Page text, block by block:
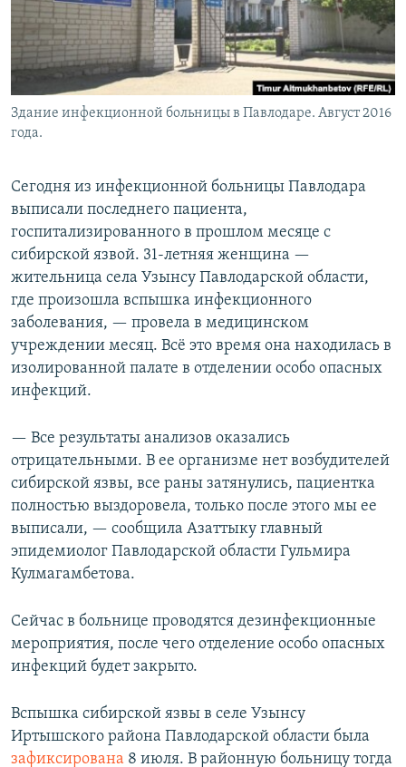
Здание инфекционной больницы в Павлодаре. Август 2016
года.
Сегодня из инфекционной больницы Павлодара
выписали последнего пациента,
госпитализированного в прошлом месяце с
сибирской язвой. 31-летняя женщина —
жительница села Узынсу Павлодарской области,
где произошла вспышка инфекционного
заболевания, — провела в медицинском
учреждении месяц. Всё это время она находилась в
изолированной палате в отделении особо опасных
инфекций.
— Все результаты анализов оказались
отрицательными. В ее организме нет возбудителей
сибирской язвы, все раны затянулись, пациентка
полностью выздоровела, только после этого мы ее
выписали, — сообщила Азаттыку главный
эпидемиолог Павлодарской области Гульмира
Кулмагамбетова.
Сейчас в больнице проводятся дезинфекционные
мероприятия, после чего отделение особо опасных
инфекций будет закрыто.
Вспышка сибирской язвы в селе Узынсу
Иртышского района Павлодарской области была
зафиксирована 8 июля. В районную больницу тогда